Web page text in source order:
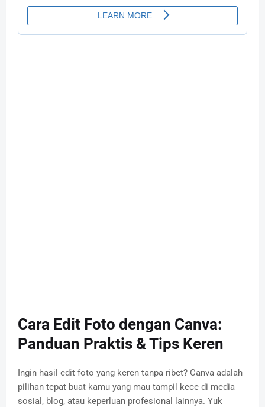
Cara Edit Foto dengan Canva:
Panduan Praktis & Tips Keren
Ingin hasil edit foto yang keren tanpa ribet? Canva adalah
pilihan tepat buat kamu yang mau tampil kece di media
sosial, blog, atau keperluan profesional lainnya. Yuk